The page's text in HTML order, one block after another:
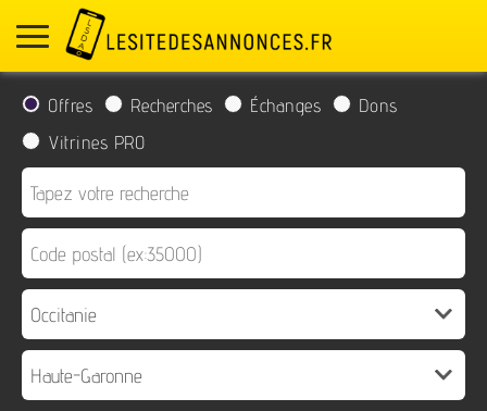
Offres Recherches Échanges
Dons
Vitrines PRO